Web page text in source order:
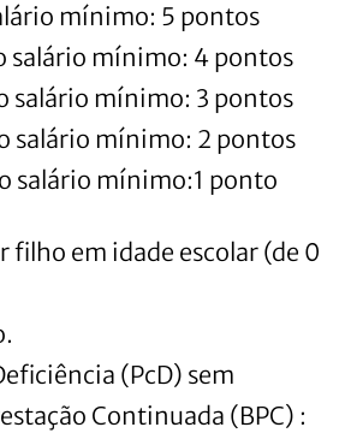
mínimo: 5 pontos
salário mínimo: 4 pontos
salário mínimo: 3 pontos
salário mínimo: 2 pontos
salário mínimo:1 ponto
filho em idade escolar (de 0
(PcD) sem
Continuada (BPC) :